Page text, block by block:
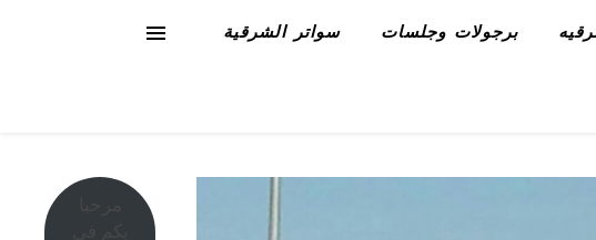
برجولات وجلسات سواتر الشرقية